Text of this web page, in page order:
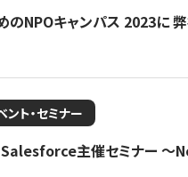
のNPOキャンパス 2023に
ント・セミナー
Salesforce主催セミナー